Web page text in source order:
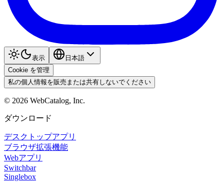
表示
日本語
Cookie を管理
私の個人情報を販売または共有しないでください
© 2026 WebCatalog, Inc.
ダウンロード
デスクトップアプリ
ブラウザ拡張機能
Webアプリ
Switchbar
Singlebox